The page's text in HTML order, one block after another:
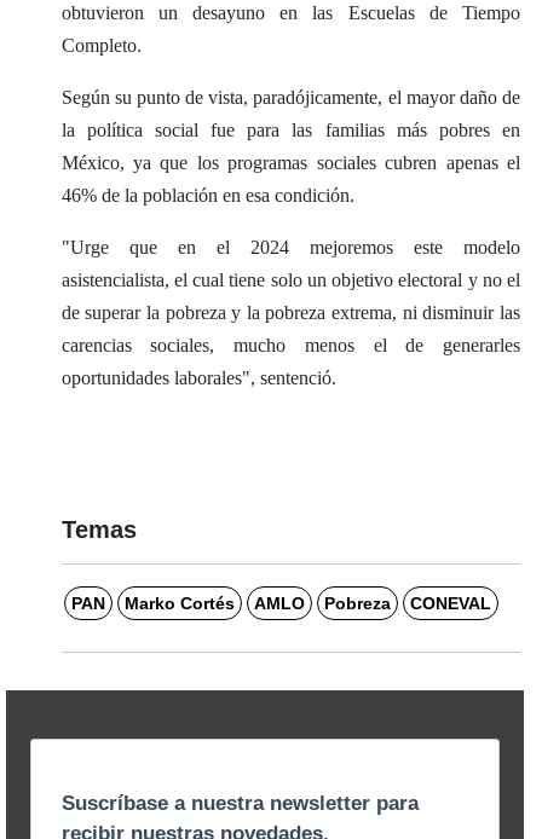
obtuvieron un desayuno en las Escuelas de Tiempo
Completo.
Según su punto de vista, paradójicamente, el mayor daño de
la política social fue para las familias más pobres en
México, ya que los programas sociales cubren apenas el
46% de la población en esa condición.
"Urge que en el 2024 mejoremos este modelo
asistencialista, el cual tiene solo un objetivo electoral y no el
de superar la pobreza y la pobreza extrema, ni disminuir las
carencias sociales, mucho menos el de generarles
oportunidades laborales", sentenció.
Temas
PAN Marko Cortés AMLO Pobreza CONEVAL